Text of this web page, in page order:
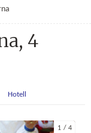
4
Hotell
1 4